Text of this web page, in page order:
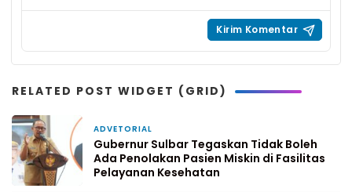
RELATED POST WIDGET (GRID)
ADVETORIAL
Gubernur Sulbar Tegaskan Tidak Boleh
Ada Penolakan Pasien Miskin di Fasilitas
Pelayanan Kesehatan